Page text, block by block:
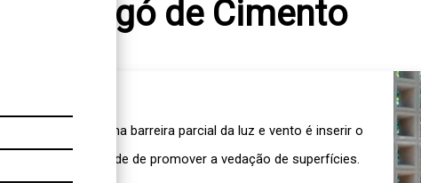
Cobogó de Cimento
de fazer uma barreira parcial da luz e vento é inserir o
que tem a finalidade de promover a vedação de superfícies.